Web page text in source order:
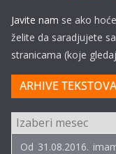
Javite nam se ako
želite da saradjujete
stranicama (koje
ARHIVE TEKSTOVA
ARHIVE
TEKSTOVA
Od 31.08.2016.